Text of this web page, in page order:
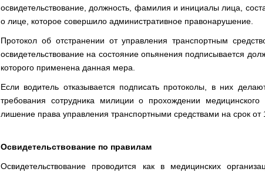
освидетельствование, должность, фамилия и инициалы лица,
о лице, которое совершило административное правонарушение.
Протокол об отстранении от управления транспортным
освидетельствование на состояние опьянения подписывается
которого применена данная мера.
Если водитель отказывается подписать протоколы, в них
требования сотрудника милиции о прохождении медицинского
лишение права управления транспортными средствами на срок от
Освидетельствование по правилам
Освидетельствование проводится как в медицинских